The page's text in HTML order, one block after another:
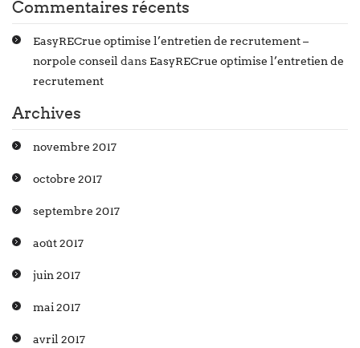
Commentaires récents
EasyRECrue optimise l’entretien de recrutement –
norpole conseil dans EasyRECrue optimise l’entretien de
recrutement
Archives
novembre 2017
octobre 2017
septembre 2017
août 2017
juin 2017
mai 2017
avril 2017